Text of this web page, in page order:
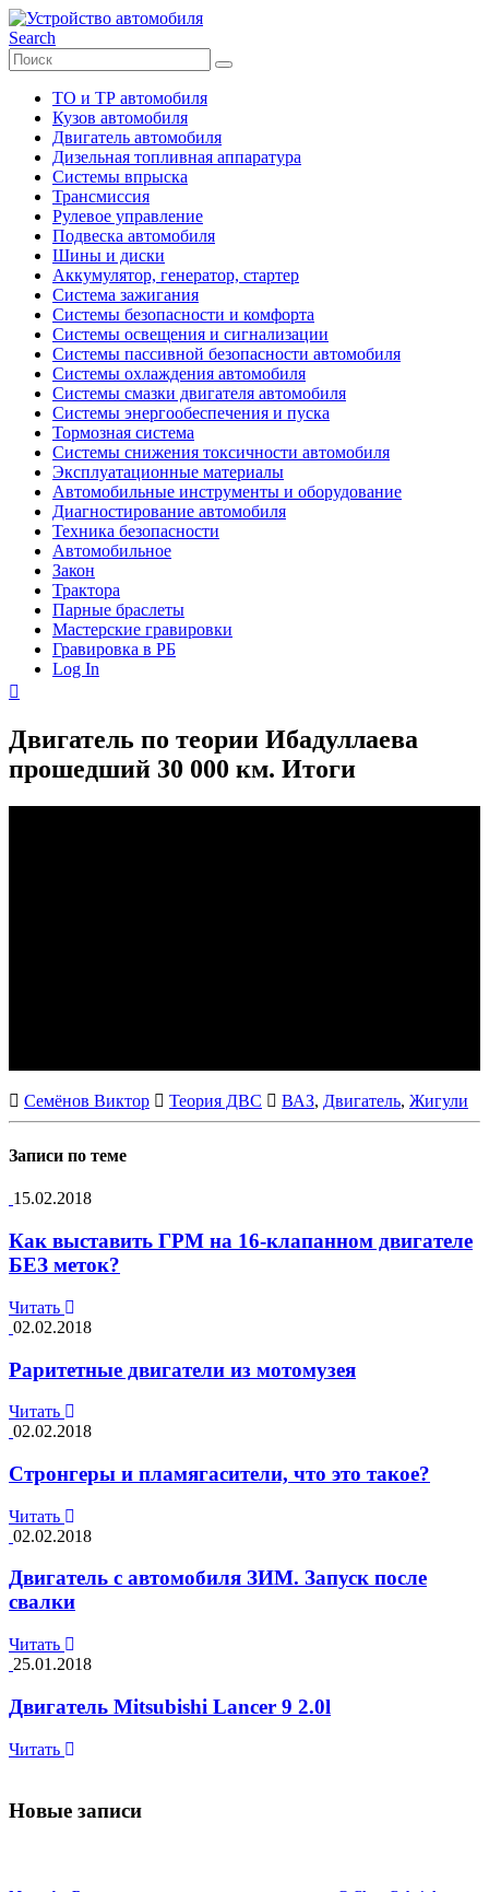
Search
ТО и ТР автомобиля
Кузов автомобиля
Двигатель автомобиля
Дизельная топливная аппаратура
Системы впрыска
Трансмиссия
Рулевое управление
Подвеска автомобиля
Шины и диски
Аккумулятор, генератор, стартер
Система зажигания
Системы безопасности и комфорта
Системы освещения и сигнализации
Системы пассивной безопасности автомобиля
Системы охлаждения автомобиля
Системы смазки двигателя автомобиля
Системы энергообеспечения и пуска
Тормозная система
Системы снижения токсичности автомобиля
Эксплуатационные материалы
Автомобильные инструменты и оборудование
Диагностирование автомобиля
Техника безопасности
Автомобильное
Закон
Трактора
Парные браслеты
Мастерские гравировки
Гравировка в РБ
Log In
Двигатель по теории Ибадуллаева
прошедший 30 000 км. Итоги
Семёнов Виктор Теория ДВС ВАЗ, Двигатель, Жигули
Записи по теме
15.02.2018
Как выставить ГРМ на 16-клапанном двигателе
БЕЗ меток?
Читать
02.02.2018
Раритетные двигатели из мотомузея
Читать
02.02.2018
Стронгеры и пламягасители, что это такое?
Читать
02.02.2018
Двигатель с автомобиля ЗИМ. Запуск после
свалки
Читать
25.01.2018
Двигатель Mitsubishi Lancer 9 2.0l
Читать
Новые записи